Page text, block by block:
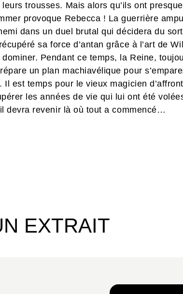
trousses. Mais alors qu’ils ont
provoque Rebecca ! La guerrière
dans un duel brutal qui décidera du
sa force d’antan grâce à l’art de
Pendant ce temps, la Reine,
un plan machiavélique pour
Il est temps pour le vieux magicien
les années de vie qui lui ont été
devra revenir là où tout a commencé…
EXTRAIT